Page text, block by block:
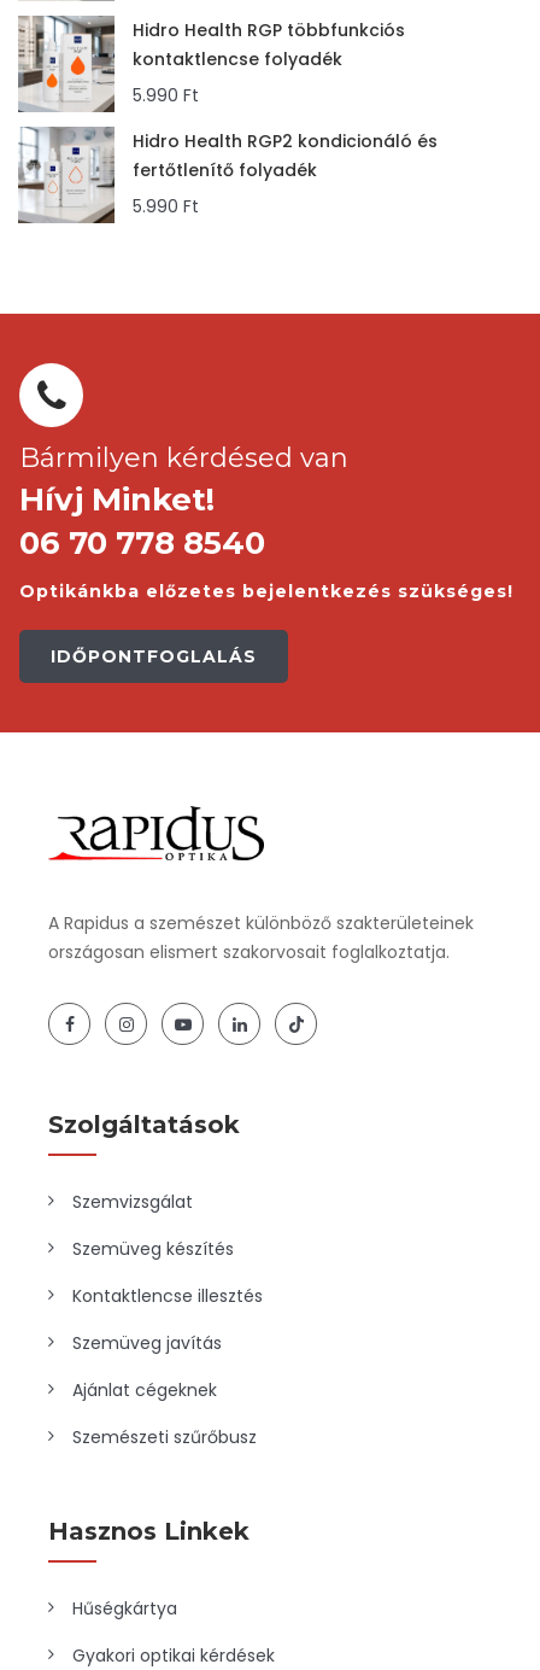
Hidro Health RGP többfunkciós
kontaktlencse folyadék
5.990 Ft
Hidro Health RGP2 kondicionáló és
fertőtlenítő folyadék
5.990 Ft
Bármilyen kérdésed van
Hívj Minket!
06 70 778 8540
Optikánkba előzetes bejelentkezés szükséges!
IDŐPONTFOGLALÁS
A Rapidus a szemészet különböző szakterületeinek
országosan elismert szakorvosait foglalkoztatja.
Szolgáltatások
Szemvizsgálat
Szemüveg készítés
Kontaktlencse illesztés
Szemüveg javítás
Ajánlat cégeknek
Szemészeti szűrőbusz
Hasznos Linkek
Hűségkártya
Gyakori optikai kérdések